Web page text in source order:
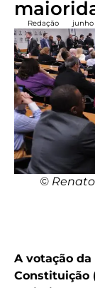
Redação junho
©
A votação
Constituição